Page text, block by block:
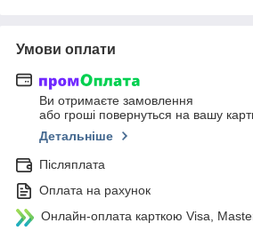
Умови оплати
Ви отримаєте замовлення
або гроші повернуться на вашу
Детальніше
Післяплата
Оплата на рахунок
Онлайн-оплата карткою Visa,